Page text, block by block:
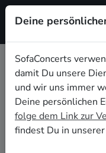
Klassische
Klassische Singer-
die perfekte Idee für
Deine
SofaConcerts
damit Du unsere
und wir uns immer
Deine persönlichen
folge dem Link zur
findest Du in unserer